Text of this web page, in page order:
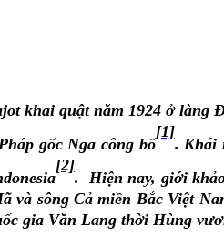
khai quật năm 1924 ở làng
gốc Nga công bố
[1]
. Khái
[2]
. Hiện nay, giới
và sông Cả miền Bắc Việt
gia Văn Lang thời Hùng